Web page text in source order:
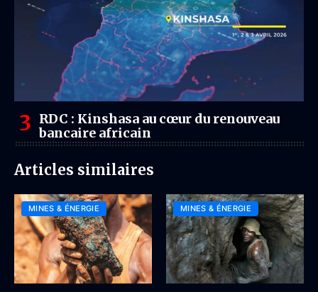
RDC : Kinshasa au cœur du renouveau
bancaire africain
Articles similaires
MINES & ÉNERGIE MINES & ÉNERGIE